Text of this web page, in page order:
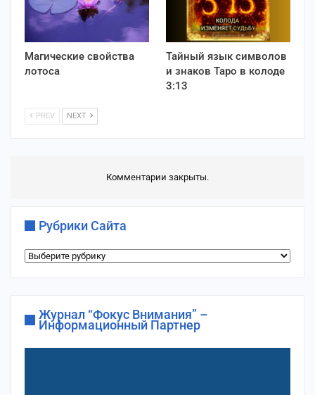
Магические свойства
лотоса
Тайный язык символов
и знаков Таро в колоде
3:13
PREV NEXT
Комментарии закрыты.
Рубрики Сайта
Рубрики
Журнал “Фокус Внимания” –
Информационный Партнер